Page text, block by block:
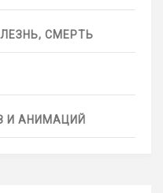
СМЕРТЬ
И АНИМАЦИЙ